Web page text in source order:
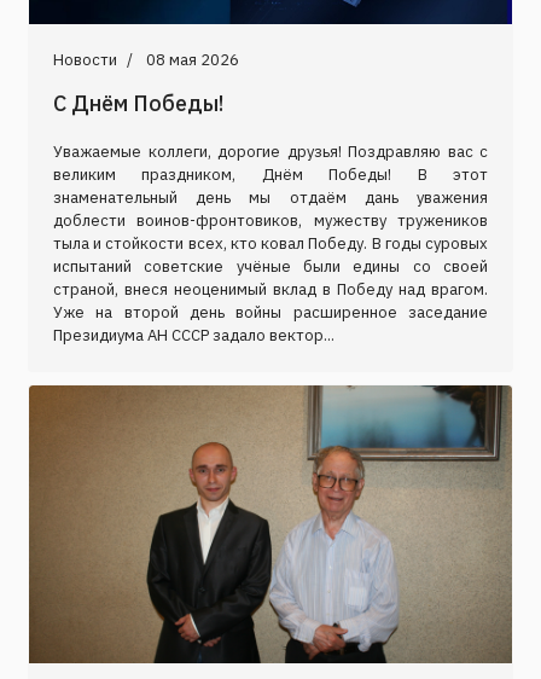
Новости 08 мая 2026
С Днём Победы!
Уважаемые коллеги, дорогие друзья! Поздравляю вас с
великим праздником, Днём Победы! В этот
знаменательный день мы отдаём дань уважения
доблести воинов-фронтовиков, мужеству тружеников
тыла и стойкости всех, кто ковал Победу. В годы суровых
испытаний советские учёные были едины со своей
страной, внеся неоценимый вклад в Победу над врагом.
Уже на второй день войны расширенное заседание
Президиума АН СССР задало вектор...